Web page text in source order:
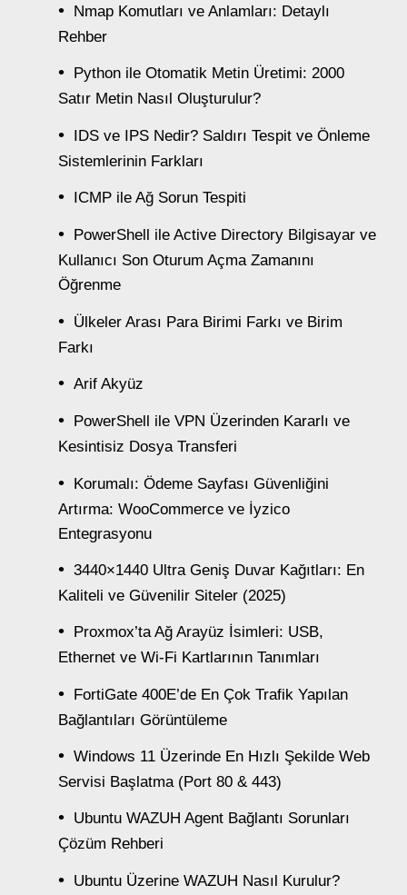
Nmap Komutları ve Anlamları: Detaylı
Rehber
Python ile Otomatik Metin Üretimi: 2000
Satır Metin Nasıl Oluşturulur?
IDS ve IPS Nedir? Saldırı Tespit ve Önleme
Sistemlerinin Farkları
ICMP ile Ağ Sorun Tespiti
PowerShell ile Active Directory Bilgisayar ve
Kullanıcı Son Oturum Açma Zamanını
Öğrenme
Ülkeler Arası Para Birimi Farkı ve Birim
Farkı
Arif Akyüz
PowerShell ile VPN Üzerinden Kararlı ve
Kesintisiz Dosya Transferi
Korumalı: Ödeme Sayfası Güvenliğini
Artırma: WooCommerce ve İyzico
Entegrasyonu
3440×1440 Ultra Geniş Duvar Kağıtları: En
Kaliteli ve Güvenilir Siteler (2025)
Proxmox’ta Ağ Arayüz İsimleri: USB,
Ethernet ve Wi-Fi Kartlarının Tanımları
FortiGate 400E’de En Çok Trafik Yapılan
Bağlantıları Görüntüleme
Windows 11 Üzerinde En Hızlı Şekilde Web
Servisi Başlatma (Port 80 & 443)
Ubuntu WAZUH Agent Bağlantı Sorunları
Çözüm Rehberi
Ubuntu Üzerine WAZUH Nasıl Kurulur?